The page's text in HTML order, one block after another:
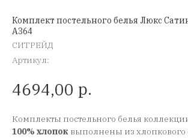
Комплект постельного белья Люкс
A364
СИТРЕЙД
Артикул:
4694,00 р.
Комплекты постельного белья
100% хлопок выполнены из хлопкового